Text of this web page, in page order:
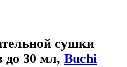
сушки
до 30 мл, Buchi